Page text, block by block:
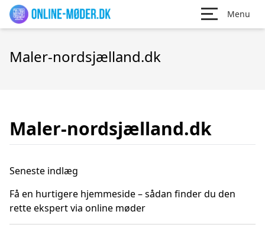
Menu
Maler-nordsjælland.dk
Maler-nordsjælland.dk
Seneste indlæg
Få en hurtigere hjemmeside – sådan finder du den
rette ekspert via online møder